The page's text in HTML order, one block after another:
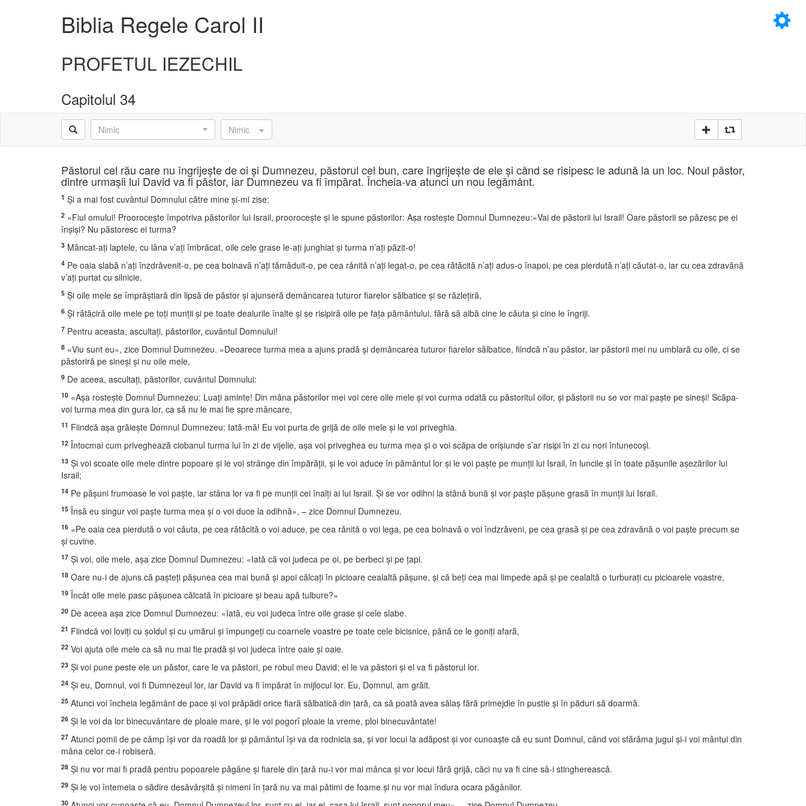
×
Biblia Regele Carol II
PROFETUL IEZECHIL
Capitolul 34
Nimic Nimic
Păstorul cel rău care nu îngrijeşte de oi şi Dumnezeu, păstorul cel bun, care îngrijeşte de ele şi când se risipesc le adună la un loc. Noul păstor,
dintre urmaşii lui David va fi păstor, iar Dumnezeu va fi împărat. Încheia-va atunci un nou legământ.
1 Şi a mai fost cuvântul Domnului către mine şi-mi zise:
2 «Fiul omului! Prooroceşte împotriva păstorilor lui Israil, prooroceşte şi le spune păstorilor: Aşa rosteşte Domnul Dumnezeu:«Vai de păstorii lui Israil! Oare păstorii se păzesc pe ei
înşişi? Nu păstoresc ei turma?
3 Mâncat-aţi laptele, cu lâna v’aţi îmbrăcat, oile cele grase le-aţi junghiat şi turma n’aţi păzit-o!
4 Pe oaia slabă n’aţi înzdrăvenit-o, pe cea bolnavă n’aţi tămăduit-o, pe cea rănită n’aţi legat-o, pe cea rătăcită n’aţi adus-o înapoi, pe cea pierdută n’aţi căutat-o, iar cu cea zdravănă
v’aţi purtat cu silnicie.
5 Şi oile mele se împrăştiară din lipsă de păstor şi ajunseră demâncarea tuturor fiarelor sălbatice şi se răzleţiră,
6 Şi rătăciră oile mele pe toţi munţii şi pe toate dealurile înalte şi se risipiră oile pe faţa pământului, fără să aibă cine le căuta şi cine le îngriji.
7 Pentru aceasta, ascultaţi, păstorilor, cuvântul Domnului!
8 «Viu sunt eu», zice Domnul Dumnezeu. «Deoarece turma mea a ajuns pradă şi demâncarea tuturor fiarelor sălbatice, fiindcă n’au păstor, iar păstorii mei nu umblară cu oile, ci se
păstoriră pe sineşi şi nu oile mele,
9 De aceea, ascultaţi, păstorilor, cuvântul Domnului:
10 «Aşa rosteşte Domnul Dumnezeu: Luaţi aminte! Din mâna păstorilor mei voi cere oile mele şi voi curma odată cu păstoritul oilor, şi păstorii nu se vor mai paşte pe sineşi! Scăpa-
voi turma mea din gura lor, ca să nu le mai fie spre mâncare,
11 Fiindcă aşa grăieşte Domnul Dumnezeu: Iată-mă! Eu voi purta de grijă de oile mele şi le voi priveghia.
12 Întocmai cum priveghează ciobanul turma lui în zi de vijelie, aşa voi priveghea eu turma mea şi o voi scăpa de orişiunde s’ar risipi în zi cu nori întunecoşi.
13 Şi voi scoate oile mele dintre popoare şi le voi strânge din împărăţii, şi le voi aduce în pământul lor şi le voi paşte pe munţii lui Israil, în luncile şi în toate păşunile aşezărilor lui
Israil;
14 Pe păşuni frumoase le voi paşte, iar stâna lor va fi pe munţii cei înalţi ai lui Israil. Şi se vor odihni la stână bună şi vor paşte păşune grasă în munţii lui Israil.
15 Însă eu singur voi paşte turma mea şi o voi duce la odihnă», – zice Domnul Dumnezeu.
16 «Pe oaia cea pierdută o voi căuta, pe cea rătăcită o voi aduce, pe cea rănită o voi lega, pe cea bolnavă o voi îndzrăveni, pe cea grasă şi pe cea zdravănă o voi paşte precum se
şi cuvine.
17 Şi voi, oile mele, aşa zice Domnul Dumnezeu: «Iată că voi judeca pe oi, pe berbeci şi pe ţapi.
18 Oare nu-i de ajuns că paşteţi păşunea cea mai bună şi apoi călcaţi în picioare cealaltă păşune, şi că beţi cea mai limpede apă şi pe cealaltă o turburaţi cu picioarele voastre,
19 Încât oile mele pasc păşunea călcată în picioare şi beau apă tulbure?»
20 De aceea aşa zice Domnul Dumnezeu: «Iată, eu voi judeca între oile grase şi cele slabe.
21 Fiindcă voi loviţi cu şoldul şi cu umărul şi împungeţi cu coarnele voastre pe toate cele bicisnice, până ce le goniţi afară,
22 Voi ajuta oile mele ca să nu mai fie pradă şi voi judeca între oaie şi oaie.
23 Şi voi pune peste ele un păstor, care le va păstori, pe robul meu David; el le va păstori şi el va fi păstorul lor.
24 Şi eu, Domnul, voi fi Dumnezeul lor, iar David va fi împărat în mijlocul lor. Eu, Domnul, am grăit.
25 Atunci voi încheia legământ de pace şi voi prăpădi orice fiară sălbatică din ţară, ca să poată avea sălaş fără primejdie în pustie şi în păduri să doarmă.
26 Şi le voi da lor binecuvântare de ploaie mare, şi le voi pogorî ploaie la vreme, ploi binecuvântate!
27 Atunci pomii de pe câmp îşi vor da roadă lor şi pământul îşi va da rodnicia sa, şi vor locui la adăpost şi vor cunoaşte că eu sunt Domnul, când voi sfărâma jugul şi-i voi mântui din
mâna celor ce-i robiseră.
28 Şi nu vor mai fi pradă pentru popoarele păgâne şi fiarele din ţară nu-i vor mai mânca şi vor locui fără grijă, căci nu va fi cine să-i stingherească.
29 Şi le voi întemeia o sădire desăvârşită şi nimeni în ţară nu va mai pătimi de foame şi nu vor mai îndura ocara păgânilor.
30